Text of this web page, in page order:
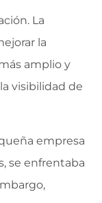
La
la
amplio y
visibilidad de
empresa
se enfrentaba